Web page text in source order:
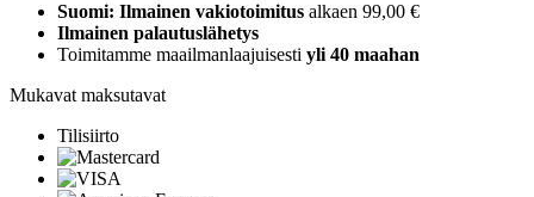
Suomi: Ilmainen vakiotoimitus alkaen 99,00 €
Ilmainen palautuslähetys
Toimitamme maailmanlaajuisesti yli 40 maahan
Mukavat maksutavat
Tilisiirto